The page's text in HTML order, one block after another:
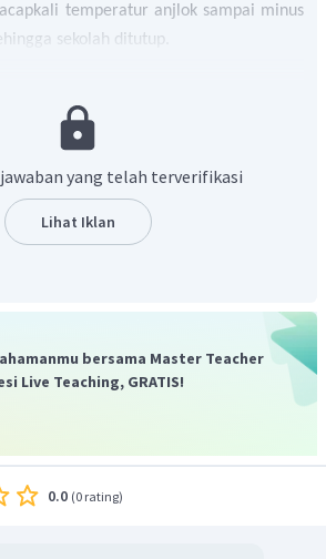
temperatur anjlok sampai minus
sekolah ditutup.
jawaban yang telah terverifikasi
Lihat Iklan
bersama Master Teacher
Live Teaching, GRATIS!
0.0 (0 rating)